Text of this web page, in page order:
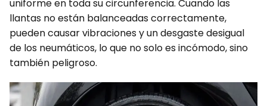
uniforme en toda su circunferencia. Cuando las
llantas no están balanceadas correctamente,
pueden causar vibraciones y un desgaste desigual
de los neumáticos, lo que no solo es incómodo, sino
también peligroso.